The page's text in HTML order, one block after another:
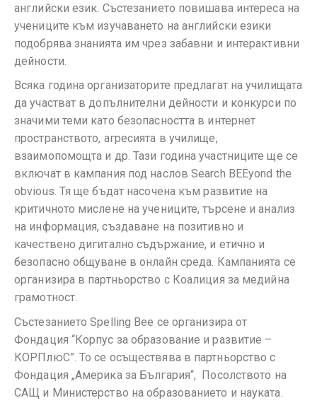
английски език. Състезанието повишава интереса на
учениците към изучаването на английски езики
подобрява знанията им чрез забавни и интерактивни
дейности.
Всяка година организаторите предлагат на училищата
да участват в допълнителни дейности и конкурси по
значими теми като безопасността в интернет
пространството, агресията в училище,
взаимопомощта и др. Тази година участниците ще се
включат в кампания под наслов Search BEEyond the
obvious. Тя ще бъдат насочена към развитие на
критичното мислене на учениците, търсене и анализ
на информация, създаване на позитивно и
качествено дигитално съдържание, и етично и
безопасно общуване в онлайн среда. Кампанията се
организира в партньорство с Коалиция за медийна
грамотност.
Състезанието Spelling Bee се организира от
Фондация “Корпус за образование и развитие –
КОРПлюС”. То се осъществява в партньорство с
Фондация „Америка за България“, Посолството на
САЩ и Министерство на образованието и науката.